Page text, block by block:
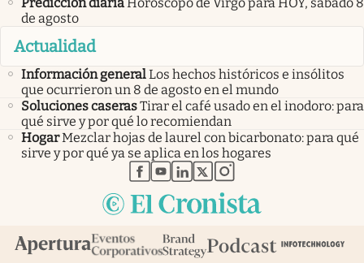
de agosto
Actualidad
Información generalLos hechos históricos e insólitos
que ocurrieron un 8 de agosto en el mundo
Soluciones caserasTirar el café usado en el inodoro: para
qué sirve y por qué lo recomiendan
HogarMezclar hojas de laurel con bicarbonato: para qué
sirve y por qué ya se aplica en los hogares
abre en nueva pestaña
abre en nueva pestaña
abre en nueva pestaña
abre en nueva pestaña
abre en nueva pestaña